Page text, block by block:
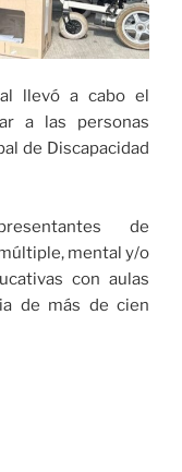
llevó a cabo el
a las personas
de Discapacidad
de
mental y/o
con aulas
de más de cien